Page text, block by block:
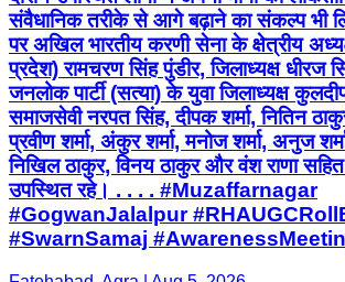
संवैधानिक तरीके से आगे बढ़ाने का संकल्प भी
पर अखिल भारतीय करणी सेना के क्षेत्रीय
प्रदेश) रामचरण सिंह पुंडीर, जिलाध्यक्ष धीरज
जनलोक पार्टी (सत्या) के युवा जिलाध्यक्ष
समाजसेवी नरपत सिंह, दीपक शर्मा, नितिन
प्रवीण शर्मा, अंकुर शर्मा, मनोज शर्मा, अनुज
निखिल ठाकुर, विनय ठाकुर और वंश राणा
उपस्थित रहे। . . . . #Muzaffarnagar
#GogwanJalalpur
#SwarnSamaj